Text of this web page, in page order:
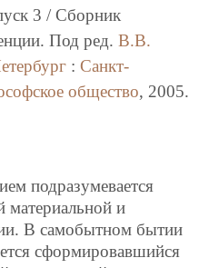
3 / Сборник
Под ред. В.В.
: Санкт-
общество, 2005.
подразумевается
материальной и
В самобытном бытии
сформировавшийся